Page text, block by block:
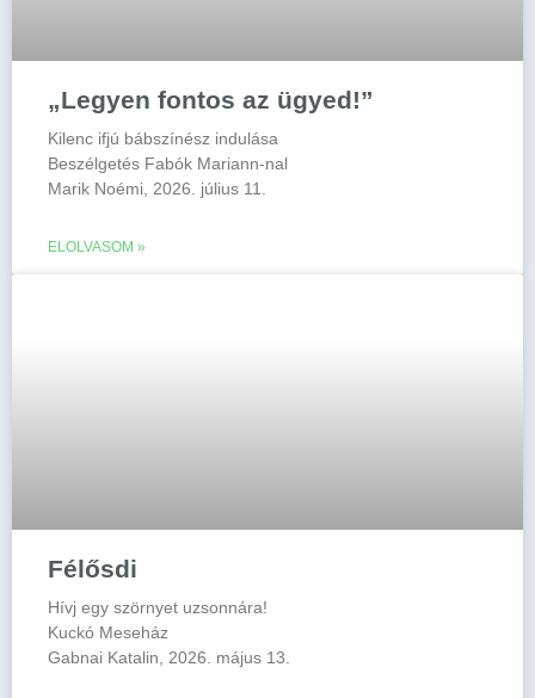
„Legyen fontos az ügyed!”
Kilenc ifjú bábszínész indulása
Beszélgetés Fabók Mariann-nal
Marik Noémi, 2026. július 11.
ELOLVASOM »
Félősdi
Hívj egy szörnyet uzsonnára!
Kuckó Meseház
Gabnai Katalin, 2026. május 13.